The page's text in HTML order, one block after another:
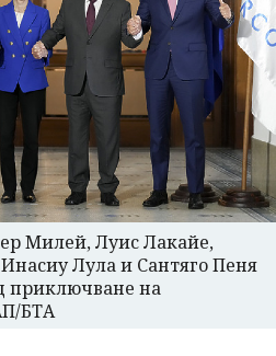
Милей, Луис Лакайе,
Лула и Сантяго Пеня
приключване на
БТА